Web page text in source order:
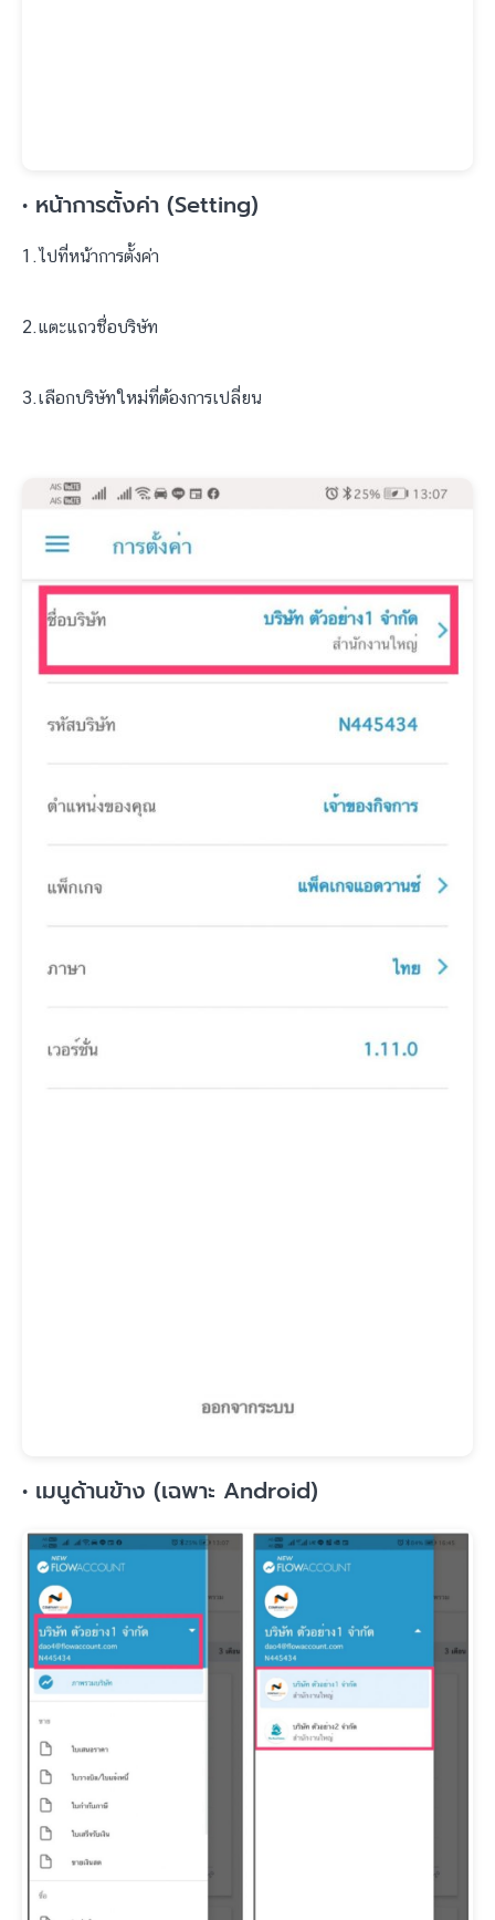
• หน้าการตั้งค่า (Setting)
1.ไปที่หน้าการตั้งค่า
2.แตะแถวชื่อบริษัท
3.เลือกบริษัทใหม่ที่ต้องการเปลี่ยน
• เมนูด้านข้าง (เฉพาะ Android)